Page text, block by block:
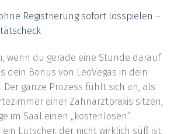
Registrierung sofort losspielen –
wenn du gerade eine Stunde darauf
dein Bonus von LeoVegas in dein
Der ganze Prozess fühlt sich an, als
einer Zahnarztpraxis sitzen,
im Saal einen „kostenlosen“
Lutscher, der nicht wirklich süß ist,